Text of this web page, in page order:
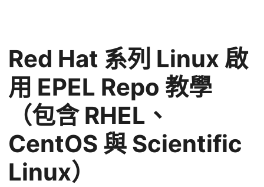
Red Hat 系列 Linux 啟
用 EPEL Repo 教學
（包含 RHEL、
CentOS 與 Scientific
Linux）